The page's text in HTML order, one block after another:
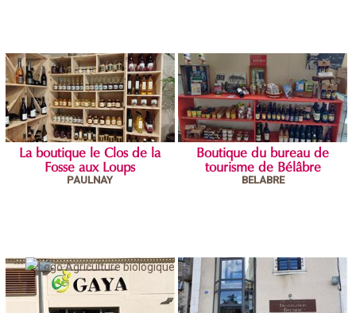
La boutique le Clos de la
Fosse aux Loups
PAULNAY
Boutique du bureau de
tourisme de Bélâbre
BELABRE